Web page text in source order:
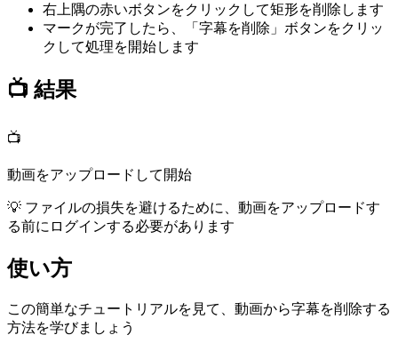
右上隅の赤いボタンをクリックして矩形を削除します
マークが完了したら、「字幕を削除」ボタンをクリッ
クして処理を開始します
📺 結果
📺
動画をアップロードして開始
💡 ファイルの損失を避けるために、動画をアップロードす
る前にログインする必要があります
使い方
この簡単なチュートリアルを見て、動画から字幕を削除する
方法を学びましょう